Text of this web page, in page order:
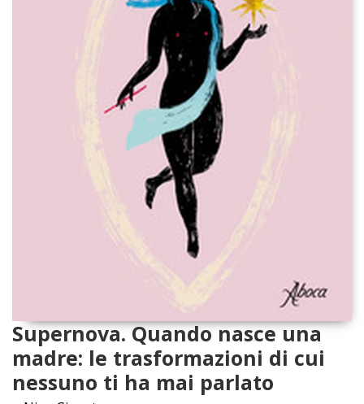
Supernova. Quando nasce una
madre: le trasformazioni di cui
nessuno ti ha mai parlato